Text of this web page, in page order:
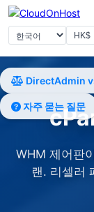
选择语言 통화
DirectAdmin
자주 묻는 질문
WHM 제어판
랜. 리셀러